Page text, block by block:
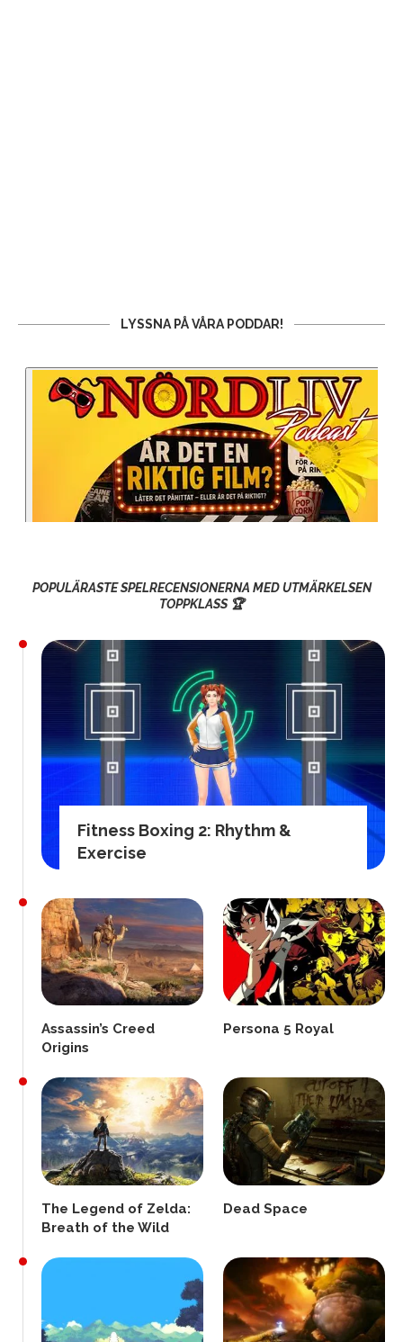
LYSSNA PÅ VÅRA PODDAR!
POPULÄRASTE SPELRECENSIONERNA MED UTMÄRKELSEN
TOPPKLASS 🏆
Fitness Boxing 2: Rhythm &
Exercise
Assassin’s Creed
Origins
Persona 5 Royal
The Legend of Zelda:
Breath of the Wild
Dead Space